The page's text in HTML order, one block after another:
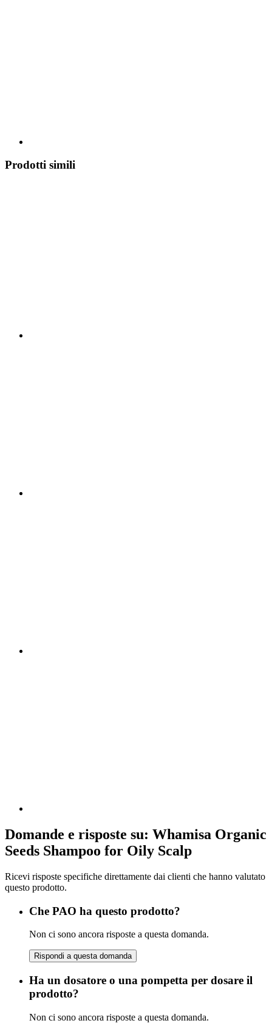
Prodotti simili
Domande e risposte su: Whamisa Organic
Seeds Shampoo for Oily Scalp
Ricevi risposte specifiche direttamente dai clienti che hanno valutato
questo prodotto.
Che PAO ha questo prodotto?
Non ci sono ancora risposte a questa domanda.
Rispondi a questa domanda
Ha un dosatore o una pompetta per dosare il
prodotto?
Non ci sono ancora risposte a questa domanda.